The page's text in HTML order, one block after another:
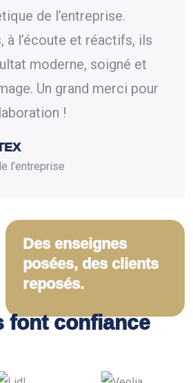
de l’entreprise.
à l’écoute et réactifs, ils
moderne, soigné et
Un grand merci pour
!
l'entreprise
Des enseignes
posées, des clients
reposés.
font confiance